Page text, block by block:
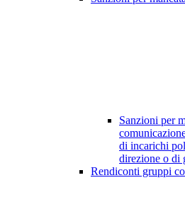
Sanzioni per
di incarichi
direzione o di
Rendiconti gruppi